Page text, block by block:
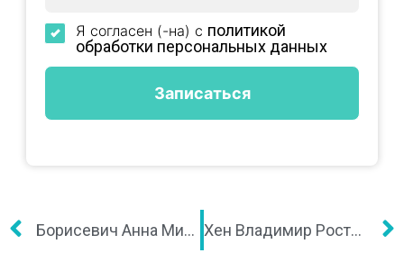
Я согласен (-на) с политикой
обработки персональных данных
Борисевич Анна Михайловна Хен Владимир Ростиславович